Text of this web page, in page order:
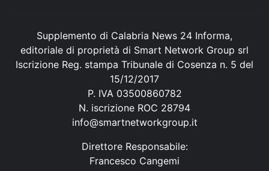
Supplemento di Calabria News 24 Informa,
editoriale di proprietà di Smart Network Group srl
Iscrizione Reg. stampa Tribunale di Cosenza n. 5 del
15/12/2017
P. IVA 03500860782
N. iscrizione ROC 28794
info@smartnetworkgroup.it
Direttore Responsabile:
Francesco Cangemi